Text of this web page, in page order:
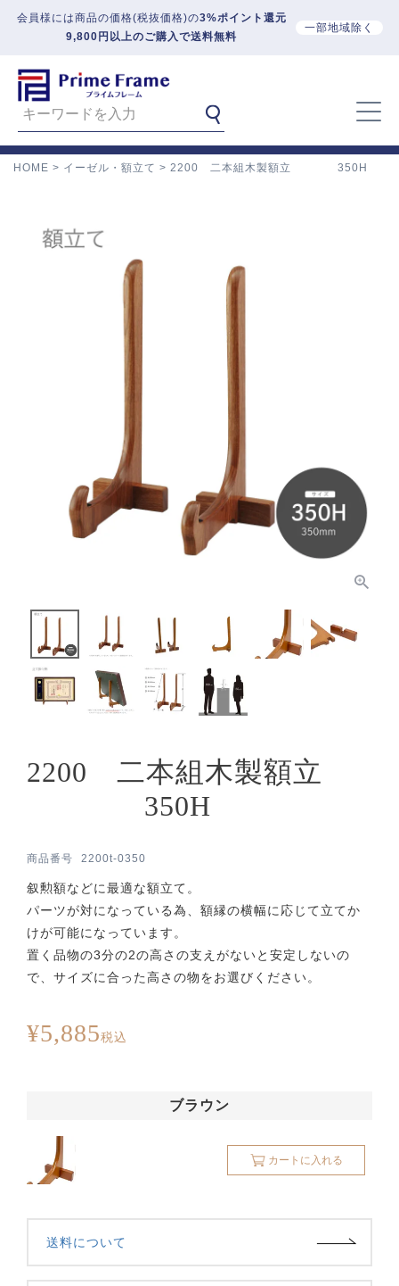
会員様には商品の価格(税抜価格)の3%ポイント還元
9,800円以上のご購入で送料無料
一部地域除く
HOME イーゼル・額立て 2200 二本組木製額立 350H
2200 二本組木製額立
350H
商品番号 2200t-0350
叙勲額などに最適な額立て。
パーツが対になっている為、額縁の横幅に応じて立てか
けが可能になっています。
置く品物の3分の2の高さの支えがないと安定しないの
で、サイズに合った高さの物をお選びください。
¥5,885税込
ブラウン
カートに入れる
送料について